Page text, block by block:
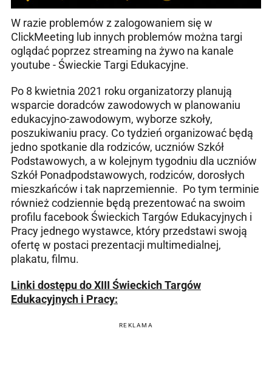
W razie problemów z zalogowaniem się w
ClickMeeting lub innych problemów można targi
oglądać poprzez streaming na żywo na kanale
youtube - Świeckie Targi Edukacyjne.
Po 8 kwietnia 2021 roku organizatorzy planują
wsparcie doradców zawodowych w planowaniu
edukacyjno-zawodowym, wyborze szkoły,
poszukiwaniu pracy. Co tydzień organizować będą
jedno spotkanie dla rodziców, uczniów Szkół
Podstawowych, a w kolejnym tygodniu dla uczniów
Szkół Ponadpodstawowych, rodziców, dorosłych
mieszkańców i tak naprzemiennie. Po tym terminie
również codziennie będą prezentować na swoim
profilu facebook Świeckich Targów Edukacyjnych i
Pracy jednego wystawce, który przedstawi swoją
ofertę w postaci prezentacji multimedialnej,
plakatu, filmu.
Linki dostępu do XIII Świeckich Targów
Edukacyjnych i Pracy:
REKLAMA